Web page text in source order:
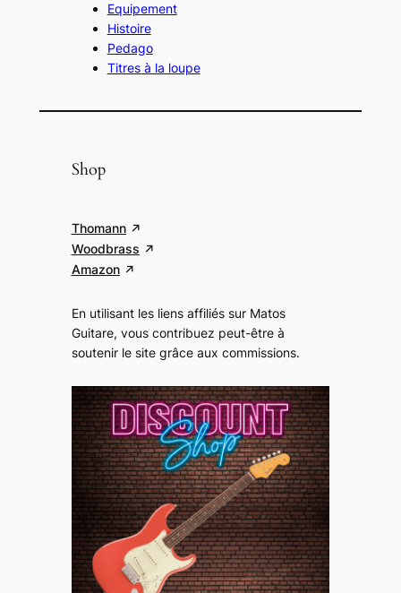
Equipement
Histoire
Pedago
Titres à la loupe
Shop
Thomann
Woodbrass
Amazon
En utilisant les liens affiliés sur Matos
Guitare, vous contribuez peut-être à
soutenir le site grâce aux commissions.